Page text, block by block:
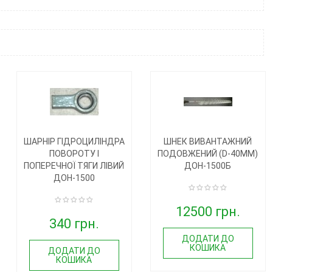
ШАРНІР ГІДРОЦИЛІНДРА
ПОВОРОТУ І
ПОПЕРЕЧНОЇ ТЯГИ ЛІВИЙ
ДОН-1500
340 грн.
ДОДАТИ ДО
КОШИКА
ШНЕК ВИВАНТАЖНИЙ
ПОДОВЖЕНИЙ (D-40ММ)
ДОН-1500Б
12500 грн.
ДОДАТИ ДО
КОШИКА